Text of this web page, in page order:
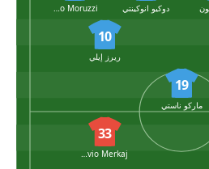
دوكيو انوكينتي Brando Moruzzi
10
ريرز إيلي
19
ماركو ناستي
33
Silvio Merkaj